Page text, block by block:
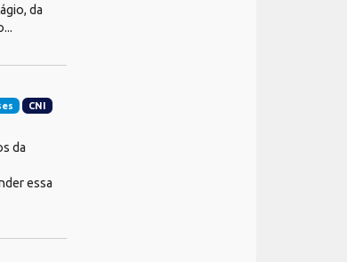
da
CNI
da
essa